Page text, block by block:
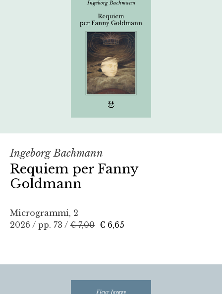
Ingeborg Bachmann
Requiem per Fanny
Goldmann
Microgrammi, 2
2026 / pp. 73 / € 7,00 € 6,65